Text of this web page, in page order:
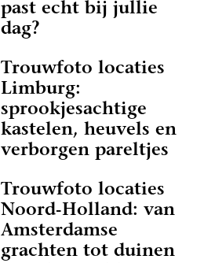
past echt bij jullie
dag?
Trouwfoto locaties
Limburg:
sprookjesachtige
kastelen, heuvels en
verborgen pareltjes
Trouwfoto locaties
Noord-Holland: van
Amsterdamse
grachten tot duinen